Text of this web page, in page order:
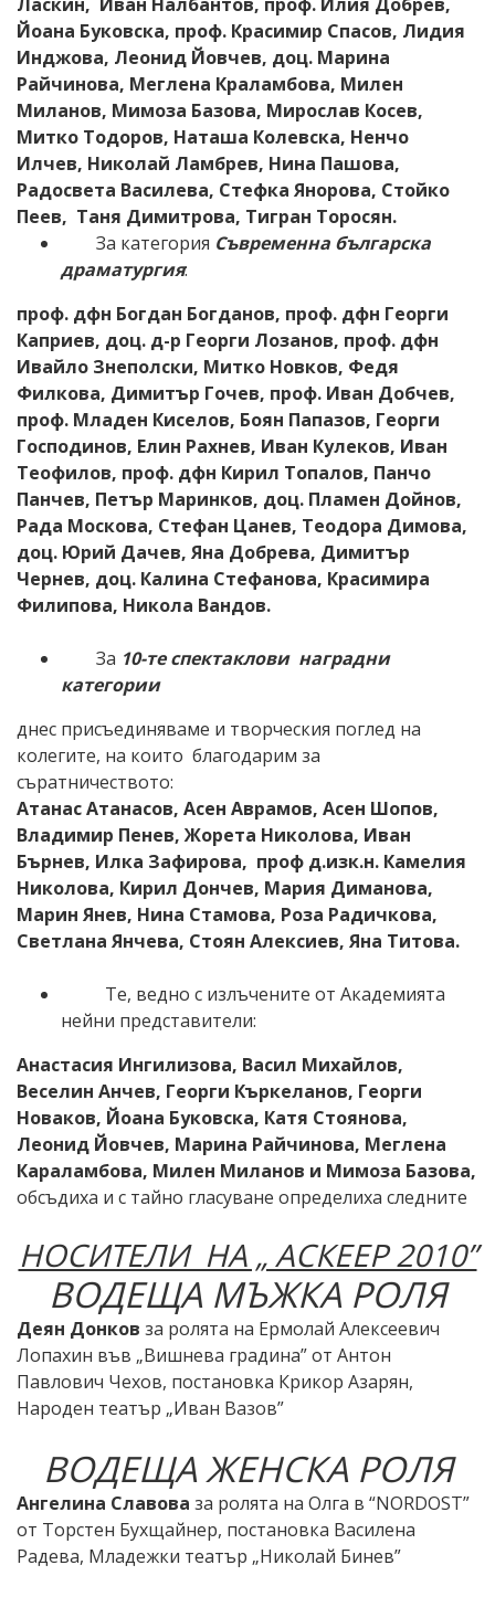
Йоана Буковска, проф. Красимир Спасов, Лидия
Инджова, Леонид Йовчев, доц. Марина
Райчинова, Меглена Краламбова, Милен
Миланов, Мимоза Базова, Мирослав Косев,
Митко Тодоров, Наташа Колевска, Ненчо
Илчев, Николай Ламбрев, Нина Пашова,
Радосвета Василева, Стефка Янорова, Стойко
Пеев, Таня Димитрова, Тигран Торосян.
За категория Съвременна българска
драматургия:
проф. дфн Богдан Богданов, проф. дфн Георги
Каприев, доц. д-р Георги Лозанов, проф. дфн
Ивайло Знеполски, Митко Новков, Федя
Филкова, Димитър Гочев, проф. Иван Добчев,
проф. Младен Киселов, Боян Папазов, Георги
Господинов, Елин Рахнев, Иван Кулеков, Иван
Теофилов, проф. дфн Кирил Топалов, Панчо
Панчев, Петър Маринков, доц. Пламен Дойнов,
Рада Москова, Стефан Цанев, Теодора Димова,
доц. Юрий Дачев, Яна Добрева, Димитър
Чернев, доц. Калина Стефанова, Красимира
Филипова, Никола Вандов.
За 10-теспектаклови наградни
категории
днес присъединяваме и творческия поглед на
колегите, на които благодарим за
съратничеството:
Атанас Атанасов, Асен Аврамов, Асен Шопов,
Владимир Пенев, Жорета Николова, Иван
Бърнев, Илка Зафирова, проф д.изк.н. Камелия
Николова, Кирил Дончев, Мария Диманова,
Марин Янев, Нина Стамова, Роза Радичкова,
Светлана Янчева, Стоян Алексиев, Яна Титова.
Те, ведно с излъчените от Академията
нейни представители:
Анастасия Ингилизова, Васил Михайлов,
Веселин Анчев, Георги Къркеланов, Георги
Новаков, Йоана Буковска, Катя Стоянова,
Леонид Йовчев, Марина Райчинова, Меглена
Караламбова, Милен Миланов и Мимоза Базова,
обсъдиха и с тайно гласуване определиха следните
НОСИТЕЛИ НА „ АСКЕЕР 2010”
ВОДЕЩА МЪЖКА РОЛЯ
Деян Донков за ролята на Ермолай Алексеевич
Лопахин във „Вишнева градина” от Антон
Павлович Чехов, постановка Крикор Азарян,
Народен театър „Иван Вазов”
ВОДЕЩА ЖЕНСКА РОЛЯ
Ангелина Славова за ролята на Олга в “NORDOST”
от Торстен Бухщайнер, постановка Василена
Радева, Младежки театър „Николай Бинев”